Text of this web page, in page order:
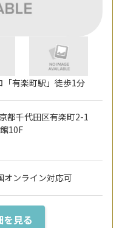
「有楽町駅」徒歩1分
都千代田区有楽町2-1
10F
オンライン対応可
見る